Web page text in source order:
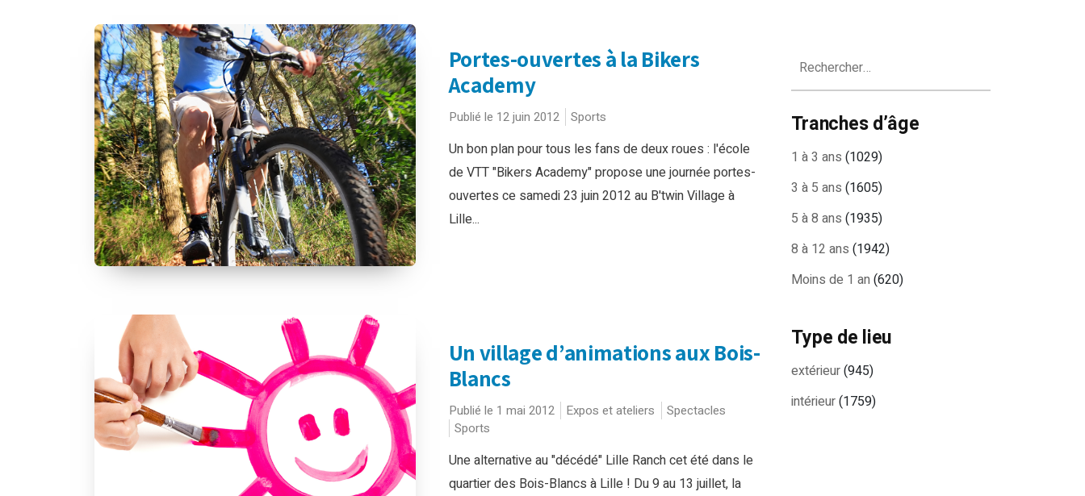
Portes-ouvertes à la Bikers
Academy
Publié le 12 juin 2012 Sports
Un bon plan pour tous les fans de deux roues : l'école
de VTT "Bikers Academy" propose une journée portes-
ouvertes ce samedi 23 juin 2012 au B'twin Village à
Lille...
Un village d’animations aux Bois-
Blancs
Publié le 1 mai 2012 Expos et ateliers
Spectacles
Sports
Une alternative au "décédé" Lille Ranch cet été dans le
quartier des Bois-Blancs à Lille ! Du 9 au 13 juillet, la
Tranches d’âge
1 à 3 ans (1029)
3 à 5 ans (1605)
5 à 8 ans (1935)
8 à 12 ans (1942)
Moins de 1 an (620)
Type de lieu
extérieur(945)
intérieur(1759)